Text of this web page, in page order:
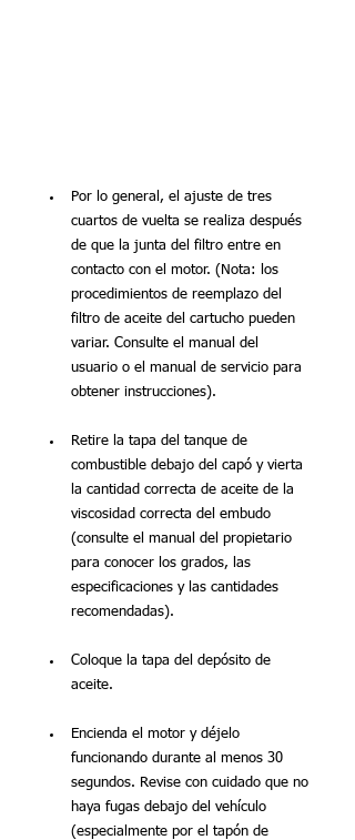
Por lo general, el ajuste de tres
cuartos de vuelta se realiza después
de que la junta del filtro entre en
contacto con el motor. (Nota: los
procedimientos de reemplazo del
filtro de aceite del cartucho pueden
variar. Consulte el manual del
usuario o el manual de servicio para
obtener instrucciones).
Retire la tapa del tanque de
combustible debajo del capó y vierta
la cantidad correcta de aceite de la
viscosidad correcta del embudo
(consulte el manual del propietario
para conocer los grados, las
especificaciones y las cantidades
recomendadas).
Coloque la tapa del depósito de
aceite.
Encienda el motor y déjelo
funcionando durante al menos 30
segundos. Revise con cuidado que no
haya fugas debajo del vehículo
(especialmente por el tapón de